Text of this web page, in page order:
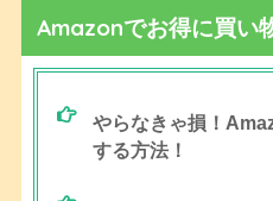
Amazonでお得に買い
やらなきゃ損！
する方法！